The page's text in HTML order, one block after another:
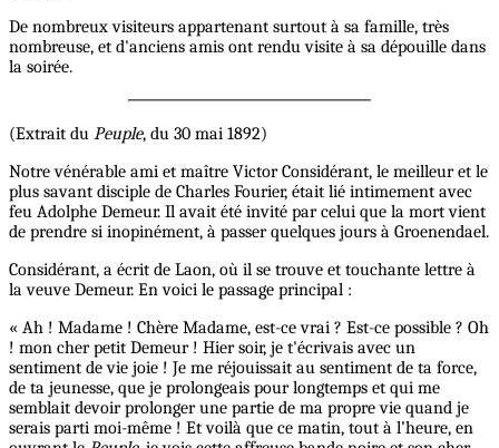
De nombreux visiteurs appartenant surtout à sa famille, très
nombreuse, et d'anciens amis ont rendu visite à sa dépouille dans
la soirée.
(Extrait du Peuple, du 30 mai 1892)
Notre vénérable ami et maître Victor Considérant, le meilleur et le
plus savant disciple de Charles Fourier, était lié intimement avec
feu Adolphe Demeur. Il avait été invité par celui que la mort vient
de prendre si inopinément, à passer quelques jours à Groenendael.
Considérant, a écrit de Laon, où il se trouve et touchante lettre à
la veuve Demeur. En voici le passage principal :
« Ah ! Madame ! Chère Madame, est-ce vrai ? Est-ce possible ? Oh
! mon cher petit Demeur ! Hier soir, je t'écrivais avec un
sentiment de vie joie ! Je me réjouissait au sentiment de ta force,
de ta jeunesse, que je prolongeais pour longtemps et qui me
semblait devoir prolonger une partie de ma propre vie quand je
serais parti moi-même ! Et voilà que ce matin, tout à l’heure, en